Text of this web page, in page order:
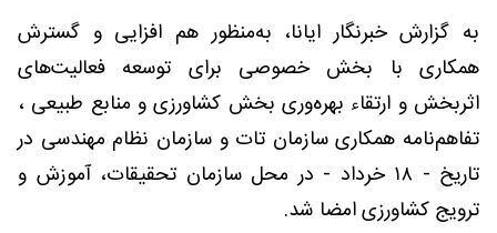
به گزارش خبرنگار ایانا، به‌منظور هم افزایی و گسترش
همکاری با بخش خصوصی برای توسعه فعالیت‌های
اثربخش و ارتقاء بهره‌وری بخش کشاورزی و منابع طبیعی ،
تفاهم‌نامه همکاری سازمان تات و سازمان نظام مهندسی در
تاریخ - ۱۸ خرداد - در محل سازمان تحقیقات، آموزش و
ترویج کشاورزی امضا شد.